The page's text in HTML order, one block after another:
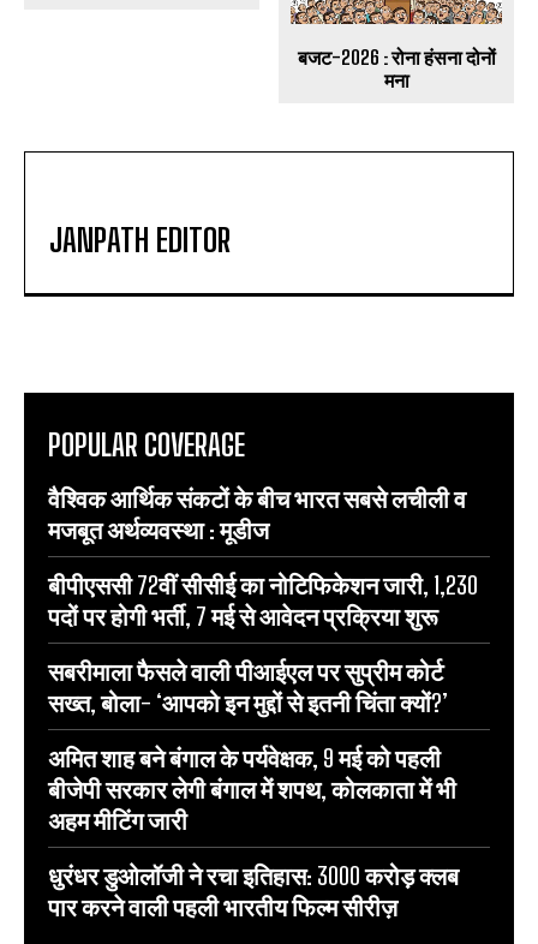
बजट-2026 : रोना हंसना दोनों
मना
JANPATH EDITOR
POPULAR COVERAGE
वैश्विक आर्थिक संकटों के बीच भारत सबसे लचीली व
मजबूत अर्थव्यवस्था : मूडीज
बीपीएससी 72वीं सीसीई का नोटिफिकेशन जारी, 1,230
पदों पर होगी भर्ती, 7 मई से आवेदन प्रक्रिया शुरू
सबरीमाला फैसले वाली पीआईएल पर सुप्रीम कोर्ट
सख्त, बोला- ‘आपको इन मुद्दों से इतनी चिंता क्यों?’
अमित शाह बने बंगाल के पर्यवेक्षक, 9 मई को पहली
बीजेपी सरकार लेगी बंगाल में शपथ, कोलकाता में भी
अहम मीटिंग जारी
धुरंधर डुओलॉजी ने रचा इतिहास: 3000 करोड़ क्लब
पार करने वाली पहली भारतीय फिल्म सीरीज़